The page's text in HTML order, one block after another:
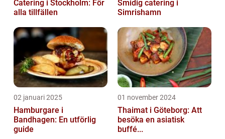
Catering i Stockholm: För
alla tillfällen
Smidig catering i
Simrishamn
02 januari 2025
Hamburgare i
Bandhagen: En utförlig
guide
01 november 2024
Thaimat i Göteborg: Att
besöka en asiatisk
buffé...